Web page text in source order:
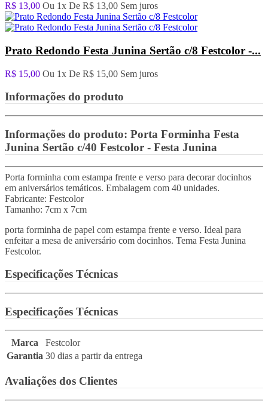
R$ 13,00 Ou 1x De R$ 13,00 Sem juros
Prato Redondo Festa Junina Sertão c/8 Festcolor -...
R$ 15,00 Ou 1x De R$ 15,00 Sem juros
Informações do produto
Informações do produto: Porta Forminha Festa
Junina Sertão c/40 Festcolor - Festa Junina
Porta forminha com estampa frente e verso para decorar docinhos
em aniversários temáticos. Embalagem com 40 unidades.
Fabricante: Festcolor
Tamanho: 7cm x 7cm
porta forminha de papel com estampa frente e verso. Ideal para
enfeitar a mesa de aniversário com docinhos. Tema Festa Junina
Festcolor.
Especificações Técnicas
Especificações Técnicas
Marca
Festcolor
Garantia 30 dias a partir da entrega
Avaliações dos Clientes